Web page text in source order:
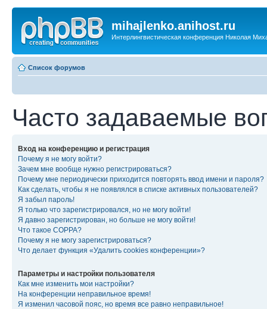
mihajlenko.anihost.ru
Интерлингвистическая конференция Николая
Список форумов
Часто задаваемые
Вход на конференцию и регистрация
Почему я не могу войти?
Зачем мне вообще нужно регистрироваться?
Почему мне периодически приходится повторять ввод имени и пароля?
Как сделать, чтобы я не появлялся в списке активных пользователей?
Я забыл пароль!
Я только что зарегистрировался, но не могу войти!
Я давно зарегистрирован, но больше не могу войти!
Что такое COPPA?
Почему я не могу зарегистрироваться?
Что делает функция «Удалить cookies конференции»?
Параметры и настройки пользователя
Как мне изменить мои настройки?
На конференции неправильное время!
Я изменил часовой пояс, но время все равно неправильное!